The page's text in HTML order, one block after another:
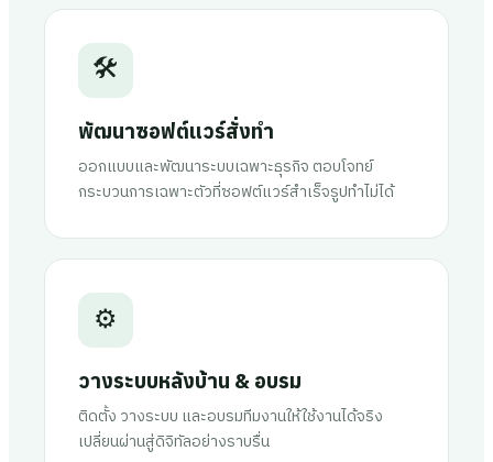
🛠️
พัฒนาซอฟต์แวร์สั่งทำ
ออกแบบและพัฒนาระบบเฉพาะธุรกิจ ตอบโจทย์
กระบวนการเฉพาะตัวที่ซอฟต์แวร์สำเร็จรูปทำไม่ได้
⚙️
วางระบบหลังบ้าน & อบรม
ติดตั้ง วางระบบ และอบรมทีมงานให้ใช้งานได้จริง
เปลี่ยนผ่านสู่ดิจิทัลอย่างราบรื่น